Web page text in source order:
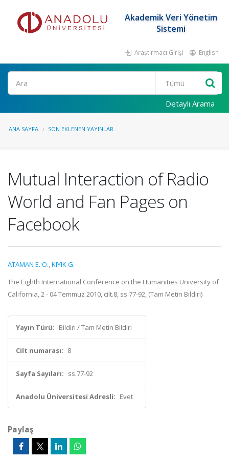
Akademik Veri Yönetim
Sistemi
Araştırmacı Girişi English
Ara
Detaylı Arama
ANA SAYFA SON EKLENEN YAYINLAR
Mutual Interaction of Radio
World and Fan Pages on
Facebook
ATAMAN E. Ö.,KIYIK G.
The Eighth International Conference on the Humanities University of
California, 2 - 04 Temmuz 2010, cilt.8, ss.77-92, (Tam Metin Bildiri)
Yayın Türü: Bildiri / Tam Metin Bildiri
Cilt numarası: 8
Sayfa Sayıları: ss.77-92
Anadolu Üniversitesi Adresli: Evet
Paylaş